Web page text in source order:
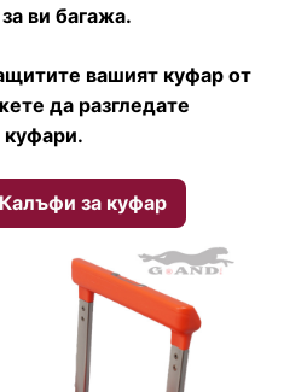
ви багажа.
вашият куфар от
да разгледате
Калъфи за куфар